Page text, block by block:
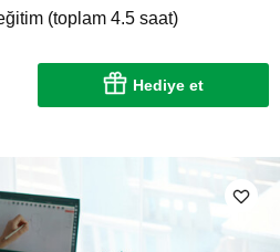
(toplam 4.5 saat)
Hediye et